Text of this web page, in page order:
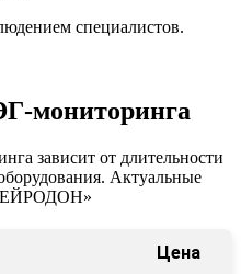
специалистов.
мониторинга
зависит от длительности
Актуальные
Цена